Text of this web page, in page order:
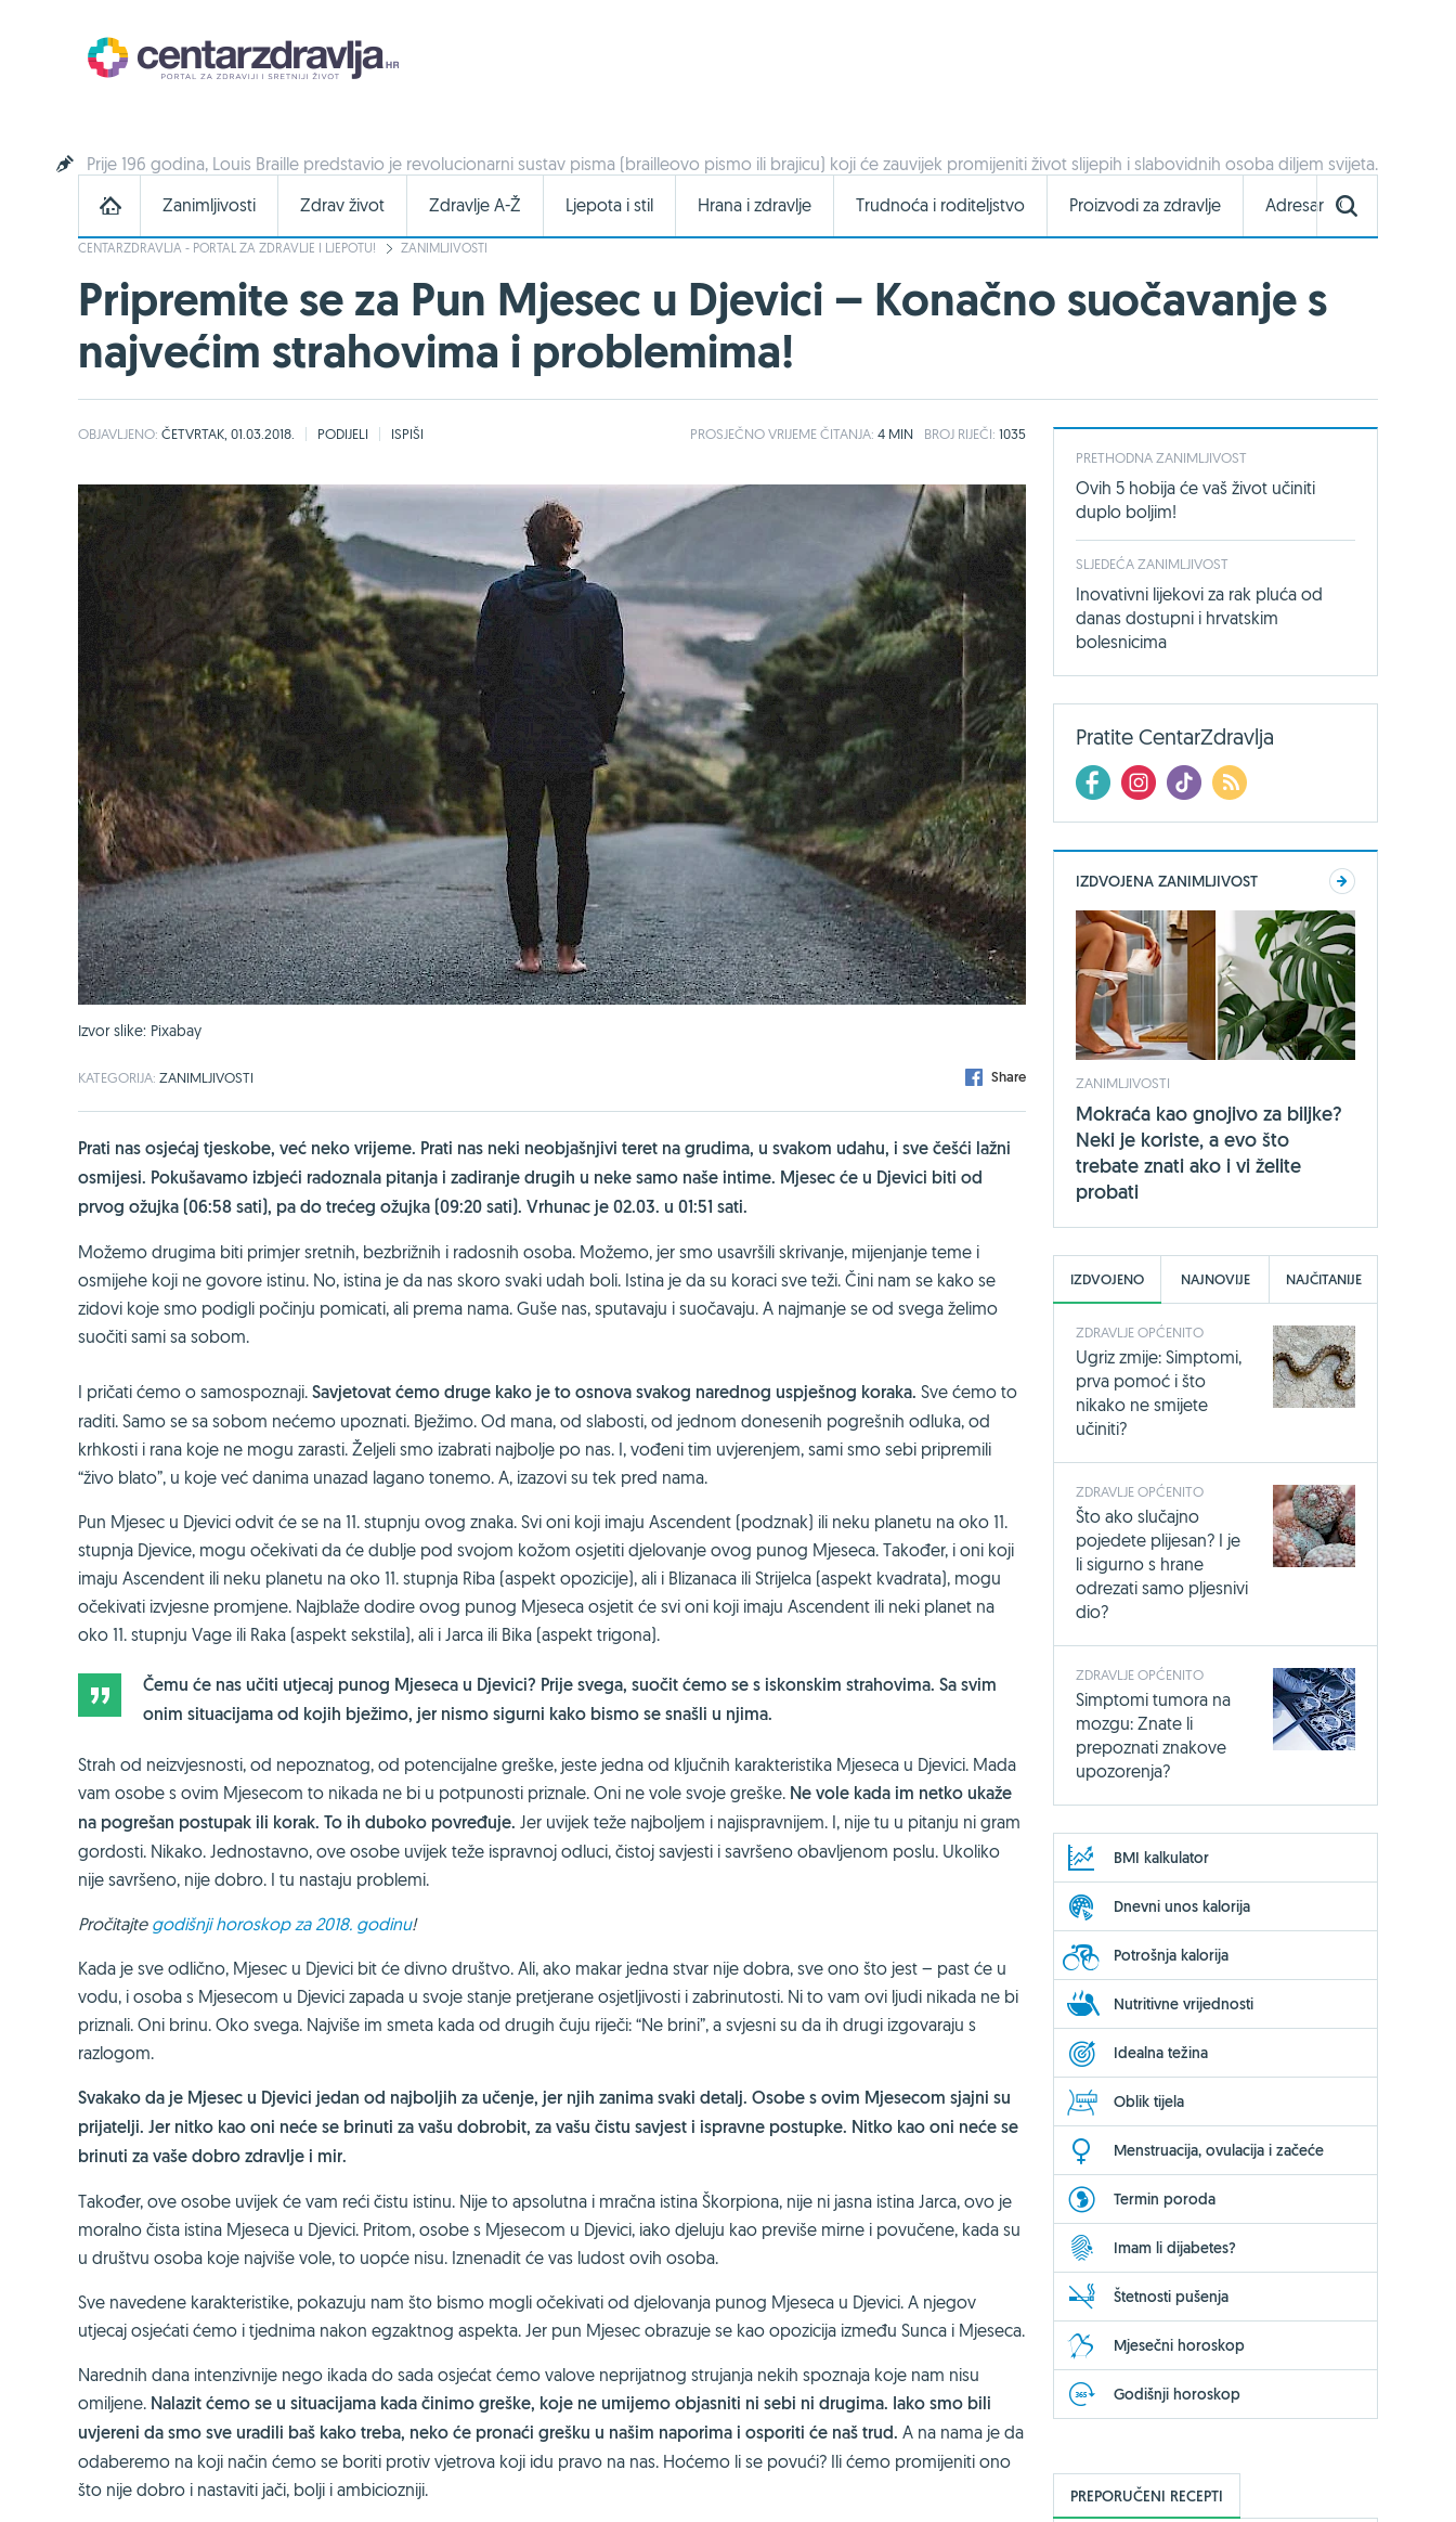
Prije 196 godina, Louis Braille predstavio je revolucionarni sustav pisma (brailleovo pismo ili brajicu) koji će zauvijek promijeniti život slijepih i slabovidnih osoba diljem svijeta.
Zanimljivosti Zdrav život Zdravlje A-Ž Ljepota i stil Hrana i zdravlje Trudnoća i roditeljstvo Proizvodi za zdravlje Adresar
CENTARZDRAVLJA - PORTAL ZA ZDRAVLJE I LJEPOTU! ZANIMLJIVOSTI
Pripremite se za Pun Mjesec u Djevici – Konačno suočavanje s
najvećim strahovima i problemima!
OBJAVLJENO: ČETVRTAK, 01.03.2018. PODIJELI ISPIŠI PROSJEČNOVRIJEME ČITANJA: 4 MIN BROJ RIJEČI: 1035
Izvor slike: Pixabay
KATEGORIJA: ZANIMLJIVOSTI Share
Prati nas osjećaj tjeskobe, već neko vrijeme. Prati nas neki neobjašnjivi teret na grudima, u svakom udahu, i sve češći lažni
osmijesi. Pokušavamo izbjeći radoznala pitanja i zadiranje drugih u neke samo naše intime. Mjesec će u Djevici biti od
prvog ožujka (06:58 sati), pa do trećeg ožujka (09:20 sati). Vrhunac je 02.03. u 01:51 sati.
Možemo drugima biti primjer sretnih, bezbrižnih i radosnih osoba. Možemo, jer smo usavršili skrivanje, mijenjanje teme i
osmijehe koji ne govore istinu. No, istina je da nas skoro svaki udah boli. Istina je da su koraci sve teži. Čini nam se kako se
zidovi koje smo podigli počinju pomicati, ali prema nama. Guše nas, sputavaju i suočavaju. A najmanje se od svega želimo
suočiti sami sa sobom.
I pričati ćemo o samospoznaji. Savjetovat ćemo druge kako je to osnova svakog narednog uspješnog koraka. Sve ćemo to
raditi. Samo se sa sobom nećemo upoznati. Bježimo. Od mana, od slabosti, od jednom donesenih pogrešnih odluka, od
krhkosti i rana koje ne mogu zarasti. Željeli smo izabrati najbolje po nas. I, vođeni tim uvjerenjem, sami smo sebi pripremili
“živo blato”, u koje već danima unazad lagano tonemo. A, izazovi su tek pred nama.
Pun Mjesec u Djevici odvit će se na 11. stupnju ovog znaka. Svi oni koji imaju Ascendent (podznak) ili neku planetu na oko 11.
stupnja Djevice, mogu očekivati da će dublje pod svojom kožom osjetiti djelovanje ovog punog Mjeseca. Također, i oni koji
imaju Ascendent ili neku planetu na oko 11. stupnja Riba (aspekt opozicije), ali i Blizanaca ili Strijelca (aspekt kvadrata), mogu
očekivati izvjesne promjene. Najblaže dodire ovog punog Mjeseca osjetit će svi oni koji imaju Ascendent ili neki planet na
oko 11. stupnju Vage ili Raka (aspekt sekstila), ali i Jarca ili Bika (aspekt trigona).
Čemu će nas učiti utjecaj punog Mjeseca u Djevici? Prije svega, suočit ćemo se s iskonskim strahovima. Sa svim
onim situacijama od kojih bježimo, jer nismo sigurni kako bismo se snašli u njima.
Strah od neizvjesnosti, od nepoznatog, od potencijalne greške, jeste jedna od ključnih karakteristika Mjeseca u Djevici. Mada
vam osobe s ovim Mjesecom to nikada ne bi u potpunosti priznale. Oni ne vole svoje greške. Ne vole kada im netko ukaže
na pogrešan postupak ili korak. To ih duboko povređuje. Jer uvijek teže najboljem i najispravnijem. I, nije tu u pitanju ni gram
gordosti. Nikako. Jednostavno, ove osobe uvijek teže ispravnoj odluci, čistoj savjesti i savršeno obavljenom poslu. Ukoliko
nije savršeno, nije dobro. I tu nastaju problemi.
Pročitajte godišnji horoskop za 2018. godinu!
Kada je sve odlično, Mjesec u Djevici bit će divno društvo. Ali, ako makar jedna stvar nije dobra, sve ono što jest – past će u
vodu, i osoba s Mjesecom u Djevici zapada u svoje stanje pretjerane osjetljivosti i zabrinutosti. Ni to vam ovi ljudi nikada ne bi
priznali. Oni brinu. Oko svega. Najviše im smeta kada od drugih čuju riječi: “Ne brini”, a svjesni su da ih drugi izgovaraju s
razlogom.
Svakako da je Mjesec u Djevici jedan od najboljih za učenje, jer njih zanima svaki detalj. Osobe s ovim Mjesecom sjajni su
prijatelji. Jer nitko kao oni neće se brinuti za vašu dobrobit, za vašu čistu savjest i ispravne postupke. Nitko kao oni neće se
brinuti za vaše dobro zdravlje i mir.
Također, ove osobe uvijek će vam reći čistu istinu. Nije to apsolutna i mračna istina Škorpiona, nije ni jasna istina Jarca, ovo je
moralno čista istina Mjeseca u Djevici. Pritom, osobe s Mjesecom u Djevici, iako djeluju kao previše mirne i povučene, kada su
u društvu osoba koje najviše vole, to uopće nisu. Iznenadit će vas ludost ovih osoba.
Sve navedene karakteristike, pokazuju nam što bismo mogli očekivati od djelovanja punog Mjeseca u Djevici. A njegov
utjecaj osjećati ćemo i tjednima nakon egzaktnog aspekta. Jer pun Mjesec obrazuje se kao opozicija između Sunca i Mjeseca.
Narednih dana intenzivnije nego ikada do sada osjećat ćemo valove neprijatnog strujanja nekih spoznaja koje nam nisu
omiljene. Nalazit ćemo se u situacijama kada činimo greške, koje ne umijemo objasniti ni sebi ni drugima. Iako smo bili
uvjereni da smo sve uradili baš kako treba, neko će pronaći grešku u našim naporima i osporiti će naš trud. A na nama je da
odaberemo na koji način ćemo se boriti protiv vjetrova koji idu pravo na nas. Hoćemo li se povući? Ili ćemo promijeniti ono
što nije dobro i nastaviti jači, bolji i ambiciozniji.
PRETHODNA ZANIMLJIVOST
Ovih 5 hobija će vaš život učiniti
duplo boljim!
SLJEDEĆA ZANIMLJIVOST
Inovativni lijekovi za rak pluća od
danas dostupni i hrvatskim
bolesnicima
Pratite CentarZdravlja
IZDVOJENA ZANIMLJIVOST
ZANIMLJIVOSTI
Mokraća kao gnojivo za biljke?
Neki je koriste, a evo što
trebate znati ako i vi želite
probati
IZDVOJENO NAJNOVIJE NAJČITANIJE
ZDRAVLJE OPĆENITO
Ugriz zmije: Simptomi,
prva pomoć i što
nikako ne smijete
učiniti?
ZDRAVLJE OPĆENITO
Što ako slučajno
pojedete plijesan? I je
li sigurno s hrane
odrezati samo pljesnivi
dio?
ZDRAVLJE OPĆENITO
Simptomi tumora na
mozgu: Znate li
prepoznati znakove
upozorenja?
BMI kalkulator
Dnevni unos kalorija
Potrošnja kalorija
Nutritivne vrijednosti
Idealna težina
Oblik tijela
Menstruacija, ovulacija i začeće
Termin poroda
Imam li dijabetes?
Štetnosti pušenja
Mjesečni horoskop
Godišnji horoskop
PREPORUČENI RECEPTI